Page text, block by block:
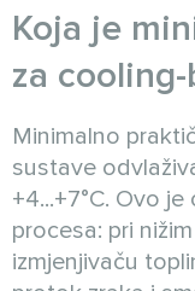
Koja je
za
Minimalno
sustave
+4...+7°C. Ovo
procesa: pri
izmjenjivaču